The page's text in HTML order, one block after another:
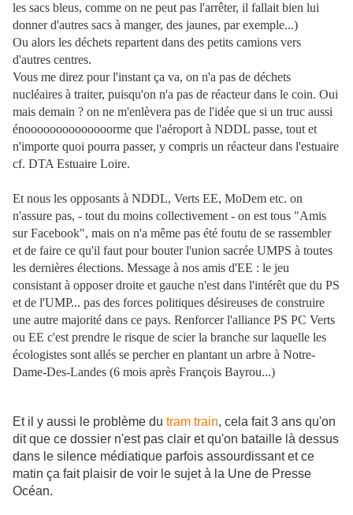
les sacs bleus, comme on ne peut pas l'arrêter, il fallait bien lui
donner d'autres sacs à manger, des jaunes, par exemple...)
Ou alors les déchets repartent dans des petits camions vers
d'autres centres.
Vous me direz pour l'instant ça va, on n'a pas de déchets
nucléaires à traiter, puisqu'on n'a pas de réacteur dans le coin. Oui
mais demain ? on ne m'enlèvera pas de l'idée que si un truc aussi
énoooooooooooooorme que l'aéroport à NDDL passe, tout et
n'importe quoi pourra passer, y compris un réacteur dans l'estuaire
cf. DTA Estuaire Loire.
Et nous les opposants à NDDL, Verts EE, MoDem etc. on
n'assure pas, - tout du moins collectivement - on est tous "Amis
sur Facebook", mais on n'a même pas été foutu de se rassembler
et de faire ce qu'il faut pour bouter l'union sacrée UMPS à toutes
les dernières élections. Message à nos amis d'EE : le jeu
consistant à opposer droite et gauche n'est dans l'intérêt que du PS
et de l'UMP... pas des forces politiques désireuses de construire
une autre majorité dans ce pays. Renforcer l'alliance PS PC Verts
ou EE c'est prendre le risque de scier la branche sur laquelle les
écologistes sont allés se percher en plantant un arbre à Notre-
Dame-Des-Landes (6 mois après François Bayrou...)
Et il y aussi le problème du tram train, cela fait 3 ans qu'on
dit que ce dossier n'est pas clair et qu'on bataille là dessus
dans le silence médiatique parfois assourdissant et ce
matin ça fait plaisir de voir le sujet à la Une de Presse
Océan.